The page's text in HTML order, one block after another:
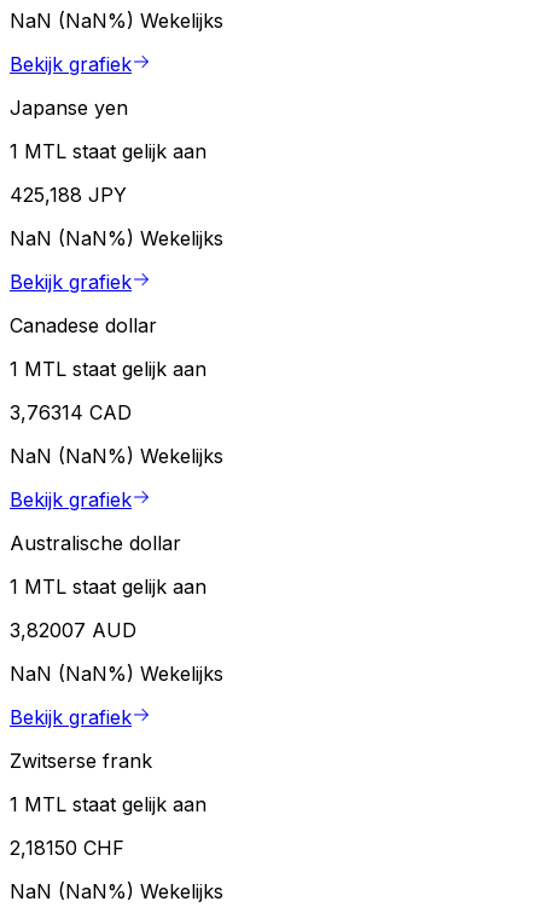
NaN (NaN%) Wekelijks
Bekijk grafiek
Japanse yen
1 MTL staat gelijk aan
425,188 JPY
NaN (NaN%) Wekelijks
Bekijk grafiek
Canadese dollar
1 MTL staat gelijk aan
3,76314 CAD
NaN (NaN%) Wekelijks
Bekijk grafiek
Australische dollar
1 MTL staat gelijk aan
3,82007 AUD
NaN (NaN%) Wekelijks
Bekijk grafiek
Zwitserse frank
1 MTL staat gelijk aan
2,18150 CHF
NaN (NaN%) Wekelijks